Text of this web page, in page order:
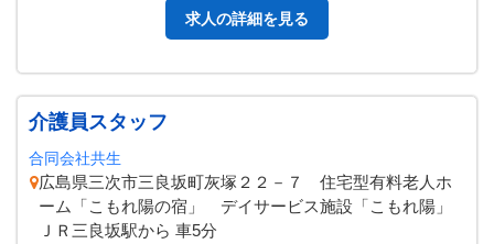
求人の詳細を見る
介護員スタッフ
合同会社共生
広島県三次市三良坂町灰塚２２－７ 住宅型有料老人ホ
ーム「こもれ陽の宿」 デイサービス施設「こもれ陽」
ＪＲ三良坂駅から 車5分